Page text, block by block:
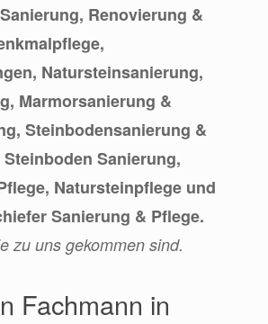
Renovierung &
Natursteinsanierung,
Marmorsanierung &
Steinbodensanierung &
Sanierung,
Natursteinpflege und
Sanierung & Pflege.
zu uns gekommen sind.
Fachmann in